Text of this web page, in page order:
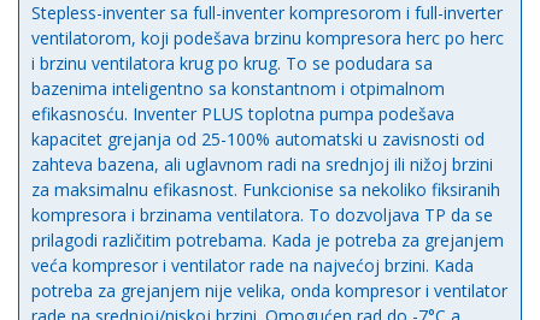
Stepless-inventer sa full-inventer kompresorom i full-inverter
ventilatorom, koji podešava brzinu kompresora herc po herc
i brzinu ventilatora krug po krug. To se podudara sa
bazenima inteligentno sa konstantnom i otpimalnom
efikasnosću. Inventer PLUS toplotna pumpa podešava
kapacitet grejanja od 25-100% automatski u zavisnosti od
zahteva bazena, ali uglavnom radi na srednjoj ili nižoj brzini
za maksimalnu efikasnost. Funkcionise sa nekoliko fiksiranih
kompresora i brzinama ventilatora. To dozvoljava TP da se
prilagodi različitim potrebama. Kada je potreba za grejanjem
veća kompresor i ventilator rade na najvećoj brzini. Kada
potreba za grejanjem nije velika, onda kompresor i ventilator